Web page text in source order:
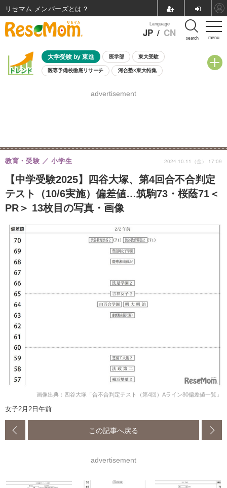
menu
Language
JP / CN search
大学受験 by 東進 医学部 東大受験
医専予備校徹底リサーチ 河合塾×東大特集
8月開催学校説明会・相談会
advertisement
【中学受験2025】四谷大塚、第4回合不合判定
テスト（10/6実施）偏差値…筑駒73・桜蔭71＜
PR＞ 13枚目の写真・画像
教育・受験 小学生 2024.10.11（金） 17:09
画像出典：四谷大塚「合不合判定テスト（第4回）Aライン80偏差値一覧」
女子2月2日午前
この記事へ戻る
advertisement
リセマム メンバーズ